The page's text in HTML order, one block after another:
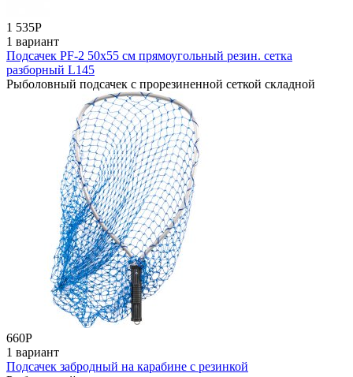
1 535Р
1 вариант
Подсачек PF-2 50x55 см прямоугольный резин. сетка
разборный L145
Рыболовный подсачек с прорезиненной сеткой складной
660Р
1 вариант
Подсачек забродный на карабине с резинкой